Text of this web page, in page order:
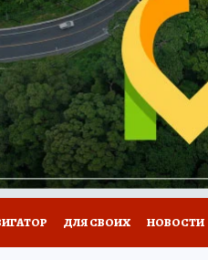
ПРОГНОЗЫ НА СПОРТ
НЕДВИЖИМОСТЬ
РЕКЛАМА ОБЪЯВЛЕНИЯ
ДЛЯ СВОИХ НОВОСТИ